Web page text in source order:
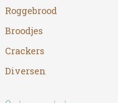
Roggebrood
Broodjes
Crackers
Diversen